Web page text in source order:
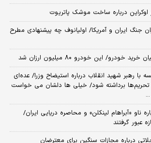
درباره ساخت موشک پاتریوت
جنگ ایران و آمریکا/ اولیانوف چه پیشنهادی مطرح
این خودرو ۸۰ میلیون ارزان شد
با رهبر شهید انقلاب درباره استیضاح وزرا/ عده‌ای
برداشته شود/ خیلی ها دلشان می خواست
ناو «آبراهام لینکلن» و محاصره دریایی ایران/
درباره مجازات سنگین برای معترضان